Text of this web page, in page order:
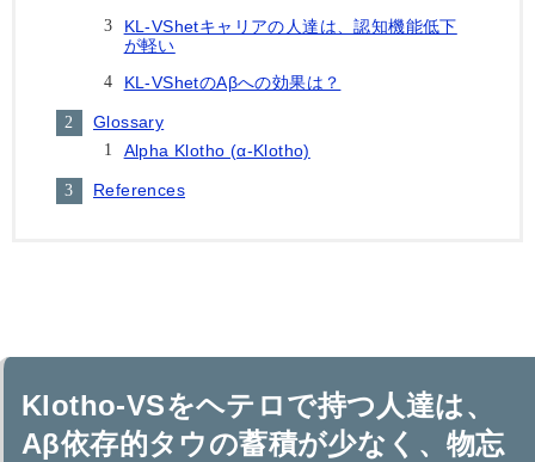
KL-VShetキャリアの人達は、認知機能低下
が軽い
KL-VShetのAβへの効果は？
Glossary
Alpha Klotho (α-Klotho)
References
Klotho-VSをヘテロで持つ人達は、
Aβ依存的タウの蓄積が少なく、物忘